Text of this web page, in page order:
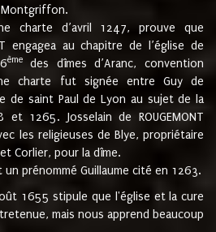
Montgriffon.
charte d’avril 1247, prouve que
engagea au chapitre de l’église de
èmedes dîmes d’Aranc, convention
charte fut signée entre Guy de
de saint Paul de Lyon au sujet de la
1265. Josselain de ROUGEMONT
les religieuses de Blye, propriétaire
Corlier, pour la dîme.
prénommé Guillaume cité en 1263.
1655 stipule que l'église et la cure
mais nous apprend beaucoup